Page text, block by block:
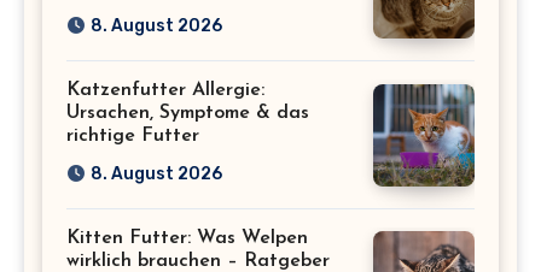
8. August 2026
Katzenfutter Allergie:
Ursachen, Symptome & das
richtige Futter
8. August 2026
Kitten Futter: Was Welpen
wirklich brauchen – Ratgeber